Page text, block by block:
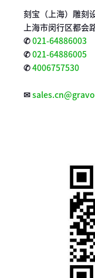
刻宝（上海）雕刻
上海市闵行区都
✆021-64886003
✆021-64886005
✆4006757530
✉